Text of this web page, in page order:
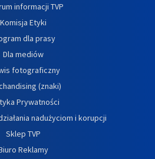
informacji TVP
Komisja Etyki
dla prasy
Dla mediów
fotograficzny
(znaki)
Prywatności
nadużyciom i korupcji
Sklep TVP
Reklamy